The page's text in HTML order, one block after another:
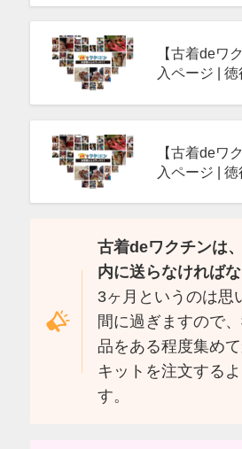
【古着deワ
入ページ |
【古着deワ
入ページ |
古着deワクチンは
内に送らなければな
3ヶ月というのは思
間に過ぎますので
品をある程度集め
キットを注文する
す。